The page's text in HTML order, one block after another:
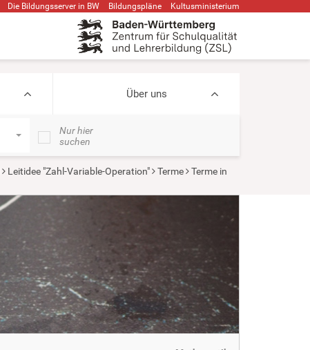
Die Bildungsserver in BW Bildungspläne Kultusministerium
Über uns
Nur hier
suchen
Leitidee "Zahl-Variable-Operation" Terme
Terme in